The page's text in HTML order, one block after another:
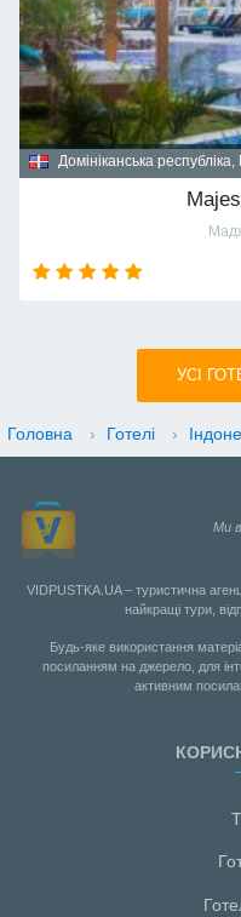
Домініканська
УСI
Головна › Готелі ›
Ми
VIDPUSTKA.UA – туристична
найкращі тури,
Будь-яке використання
посиланням на джерело, для
активним